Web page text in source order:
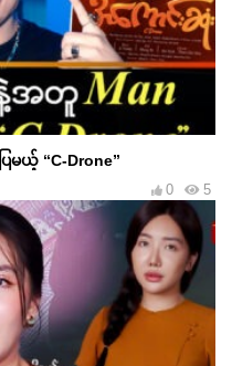
မယ့် “C-Drone”
5
0